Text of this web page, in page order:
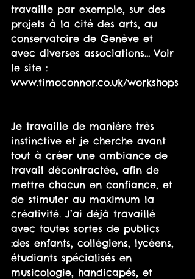
travaille par exemple, sur des
projets à la cité des arts, au
conservatoire de Genève et
avec diverses associations… Voir
le site :
www.timoconnor.co.uk/workshops
Je travaille de manière très
instinctive et je cherche avant
tout à créer une ambiance de
travail décontractée, afin de
mettre chacun en confiance, et
de stimuler au maximum la
créativité. J’ai déjà travaillé
avec toutes sortes de publics
:des enfants, collégiens, lycéens,
étudiants spécialisés en
musicologie, handicapés, et